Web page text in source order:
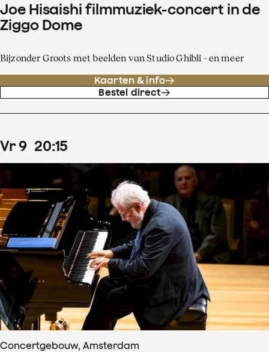
Joe Hisaishi filmmuziek-concert in de
Ziggo Dome
Bijzonder Groots met beelden van Studio Ghibli – en meer
Kaarten & info
Bestel direct
vr9 20:15
Concertgebouw, Amsterdam